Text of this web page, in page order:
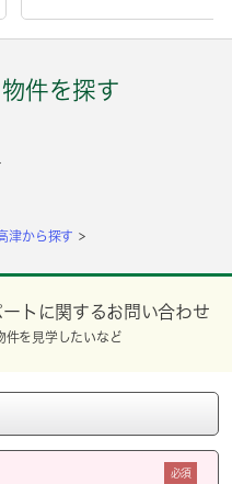
件を探す
津から探す
トに関するお問い合わせ
件を見学したいなど
必須